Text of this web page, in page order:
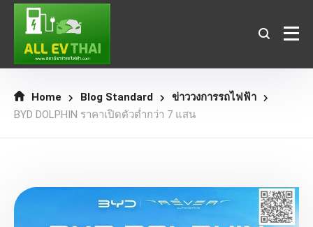
Home Blog Standard
ข่าววงการรถไฟฟ้า
BYD DOLPHIN ราคาเปิดตัวต่ำกว่า 7 แสน